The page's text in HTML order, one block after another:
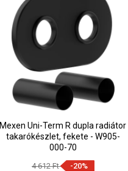
favorite_border Kedvenc
Hasonlítsa
össze
Mexen Uni-Term R dupla radiátor
takarókészlet, fekete - W905-
000-70
4 612 Ft -20%